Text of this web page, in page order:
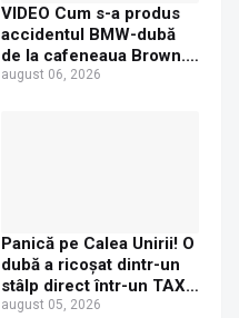
VIDEO Cum s-a produs
accidentul BMW-dubă
de la cafeneaua Brown.
Concluzia polițiștilor
august 06, 2026
Panică pe Calea Unirii! O
dubă a ricoșat dintr-un
stâlp direct într-un TAXI.
O mamă și fetița ei de 6
august 05, 2026